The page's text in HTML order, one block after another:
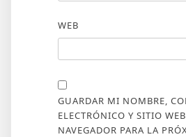
WEB
GUARDAR MI NOMBRE,
ELECTRÓNICO Y SITIO
NAVEGADOR PARA LA